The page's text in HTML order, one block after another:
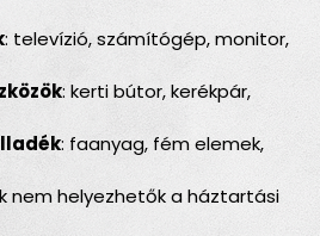
: televízió, számítógép, monitor,
: kerti bútor, kerékpár,
: faanyag, fém elemek,
nem helyezhetők a háztartási